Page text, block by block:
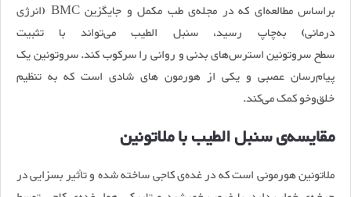
براساس مطالعه‌ای که در مجله‌ی طب مکمل و جایگزین BMC (انرژی
درمانی) به‌چاپ رسید، سنبل الطیب می‌تواند با تثبیت
سطح سروتونین استرس‌های بدنی و روانی را سرکوب کند. سروتونین یک
پیام‌رسان عصبی و یکی از هورمون های شادی است که به تنظیم
خلق‌وخو کمک می‌کند.
مقایسه‌ی سنبل الطیب با ملاتونین
ملاتونین هورمونی است که در غده‌ی کاجی ساخته شده و تأثیر بسزایی در